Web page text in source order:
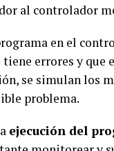
al controlador
en el
errores y
se simulan los
problema.
ejecución del